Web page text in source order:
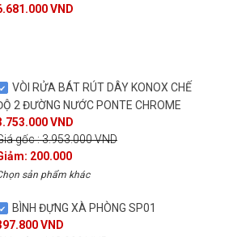
VND
VÒI RỬA BÁT RÚT DÂY KONOX CHẾ
2 ĐƯỜNG NƯỚC PONTE CHROME
VND
gốc : 3.953.000 VND
200.000
sản phẩm khác
BÌNH ĐỰNG XÀ PHÒNG SP01
VND